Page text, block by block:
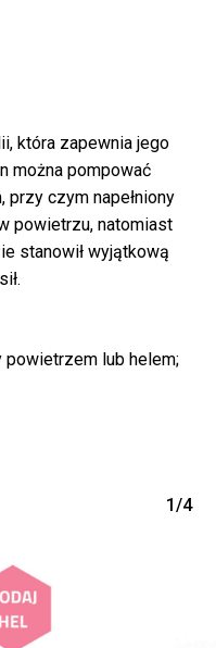
która zapewnia jego
można pompować
przy czym napełniony
powietrzu, natomiast
stanowił wyjątkową
powietrzem lub helem;
1/4